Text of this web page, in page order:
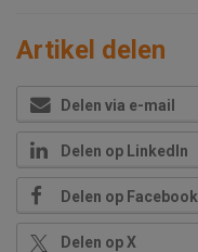
Artikel delen
Delen via e-mail
Delen op LinkedIn
Delen op Facebook
Delen op X